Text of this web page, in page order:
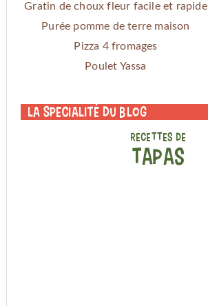
Gratin de choux fleur facile et rapide
Purée pomme de terre maison
Pizza 4 fromages
Poulet Yassa
La specialité du blog
RECETTES DE
TAPAS